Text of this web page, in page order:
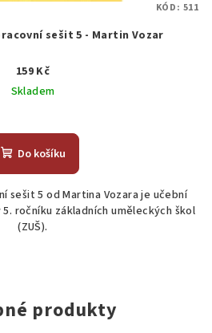
sešit 5 - Martin Vozar
159 Kč
Skladem
Do košíku
sešit 5 od Martina Vozara je učební
ročníku základních uměleckých škol
(ZUŠ).
KÓD: 511
produkty